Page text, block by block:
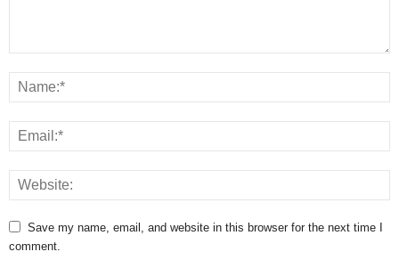
Save my name, email, and website in this browser for the next time I
comment.